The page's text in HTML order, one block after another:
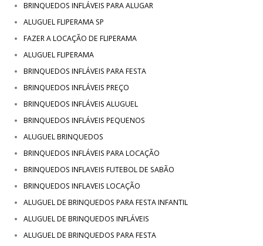
BRINQUEDOS INFLÁVEIS PARA ALUGAR
ALUGUEL FLIPERAMA SP
FAZER A LOCAÇÃO DE FLIPERAMA
ALUGUEL FLIPERAMA
BRINQUEDOS INFLÁVEIS PARA FESTA
BRINQUEDOS INFLÁVEIS PREÇO
BRINQUEDOS INFLÁVEIS ALUGUEL
BRINQUEDOS INFLÁVEIS PEQUENOS
ALUGUEL BRINQUEDOS
BRINQUEDOS INFLÁVEIS PARA LOCAÇÃO
BRINQUEDOS INFLAVEIS FUTEBOL DE SABÃO
BRINQUEDOS INFLAVEIS LOCAÇÃO
ALUGUEL DE BRINQUEDOS PARA FESTA INFANTIL
ALUGUEL DE BRINQUEDOS INFLÁVEIS
ALUGUEL DE BRINQUEDOS PARA FESTA